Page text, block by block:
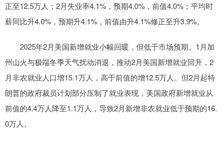
正至12.5万人；2月失业率4.1%，预期4.0%，前值4.0%；平均时
薪同比升4.0%，预期升4.1%，前值由升4.1%修正至升3.9%。
2025年2月美国新增就业小幅回暖，但低于市场预期。1月加
州山火与极端冬季天气扰动消退，推动2月美国新增就业回升，2
月非农就业人口增15.1万人，高于前值的增12.5万人。但2月起特
朗普的政府裁员计划部分压制了就业表现，美国政府新增就业从
前值的4.4万人降至1.1万人，导致2月新增非农就业低于预期的16.
0万人。